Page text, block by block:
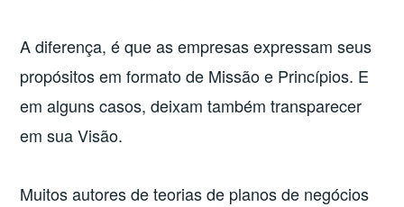
A diferença, é que as empresas expressam seus
propósitos em formato de Missão e Princípios. E
em alguns casos, deixam também transparecer
em sua Visão.
Muitos autores de teorias de planos de negócios